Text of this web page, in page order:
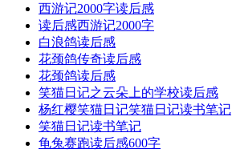
西游记2000字读后感
读后感西游记2000字
白浪鸽读后感
花颈鸽传奇读后感
花颈鸽读后感
笑猫日记之云朵上的学校读后感
杨红樱笑猫日记笑猫日记读书笔记
笑猫日记读书笔记
龟兔赛跑读后感600字